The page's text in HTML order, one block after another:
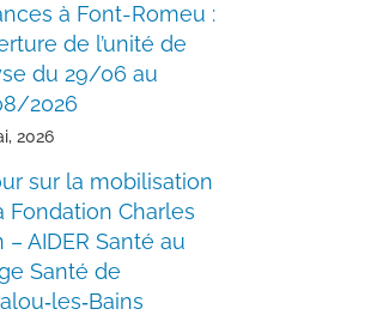
à Font-Romeu :
de l’unité de
du 29/06 au
2026
2026
sur la mobilisation
Fondation Charles
– AIDER Santé au
Santé de